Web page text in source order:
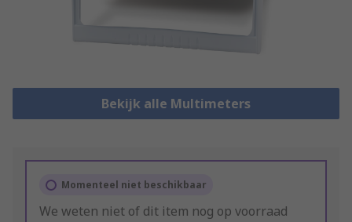
Bekijk alle Multimeters
Momenteel niet beschikbaar
We weten niet of dit item nog op voorraad